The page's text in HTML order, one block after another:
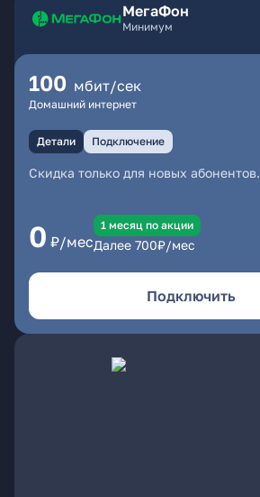
МегаФон
Минимум
100 мбит/сек
Домашний интернет
Детали Подключение
Скидка только для новых абонентов.
0 ₽/мес
1 месяц по акции
Далее 700₽/мес
Подключить